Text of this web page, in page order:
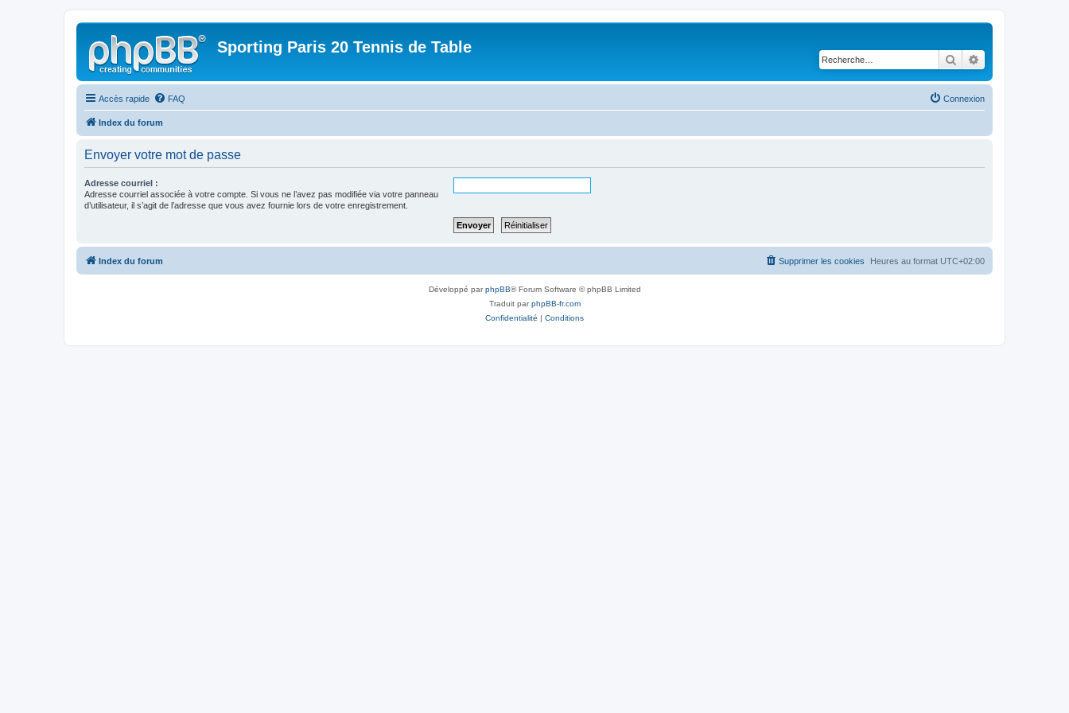
Sporting Paris 20 Tennis de Table
Rechercher
Accès rapide FAQ Connexion
Index du forum
Envoyer votre mot de passe
Adresse courriel :
Adresse courriel associée à votre compte. Si vous ne l’avez pas modifiée via votre panneau
d’utilisateur, il s’agit de l’adresse que vous avez fournie lors de votre enregistrement.
Index du forum Heures au format UTC+02:00
Supprimer les cookies
Développé parphpBB® Forum Software © phpBB Limited
Traduit parphpBB-fr.com
Confidentialité | Conditions